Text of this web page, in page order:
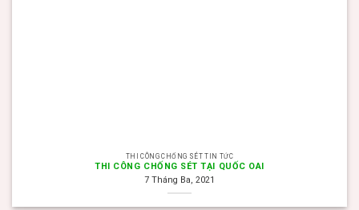
THI CÔNG CHỐNG SÉT TIN TỨC
THI CÔNG CHỐNG SÉT TẠI QUỐC OAI
7 Tháng Ba, 2021